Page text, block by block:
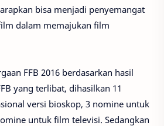
bisa menjadi penyemangat
dalam memajukan film
FFB 2016 berdasarkan hasil
yang terlibat, dihasilkan 11
versi bioskop, 3 nomine untuk
untuk film televisi. Sedangkan